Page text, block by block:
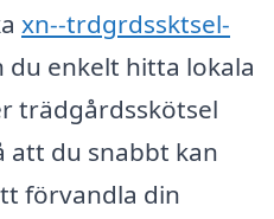
xn--trdgrdssktsel-
du enkelt hitta lokala
trädgårdsskötsel
att du snabbt kan
förvandla din